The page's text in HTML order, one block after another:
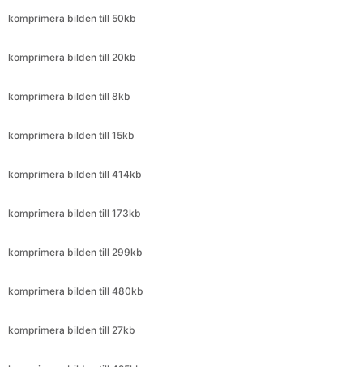
komprimera bilden till 8kb
komprimera bilden till 15kb
komprimera bilden till 414kb
komprimera bilden till 173kb
komprimera bilden till 299kb
komprimera bilden till 480kb
komprimera bilden till 27kb
komprimera bilden till 425kb
komprimera bilden till 79kb